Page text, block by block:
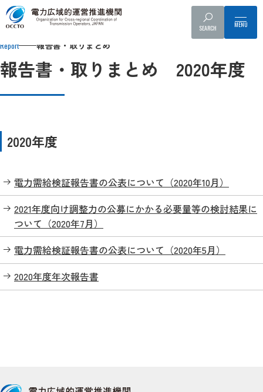
SEARCH
Top 報告書・取りまとめ 2020年度
Report 報告書・取りまとめ
報告書・取りまとめ 2020年度
2020年度
電力需給検証報告書の公表について（2020年10月）
2021年度向け調整力の公募にかかる必要量等の検討結果に
ついて（2020年7月）
電力需給検証報告書の公表について（2020年5月）
2020年度年次報告書